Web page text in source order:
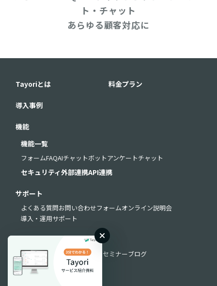
ト・チャット
あらゆる顧客対応に
Tayoriとは 料金プラン
導入事例
機能
機能一覧
フォームFAQAIチャットボットアンケートチャット
セキュリティ外部連携API連携
サポート
よくある質問お問い合わせフォームオンライン説明会
導入・運用サポート
お役立ち資料 動画ライブラリ セミナーブログ